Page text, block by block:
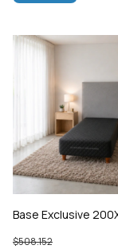
Base Exclusive
$508.152